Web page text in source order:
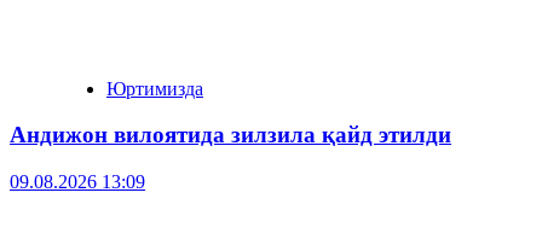
Юртимизда
Андижон вилоятида зилзила қайд этилди
09.08.2026 13:09